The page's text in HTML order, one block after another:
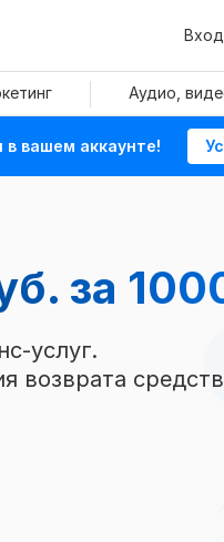
Вход
Аудио,
вашем аккаунте!
за
услуг.
возврата